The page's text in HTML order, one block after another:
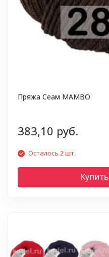
Пряжа Сеам MAMBO
383,10 руб.
Осталось 2 шт.
Купить